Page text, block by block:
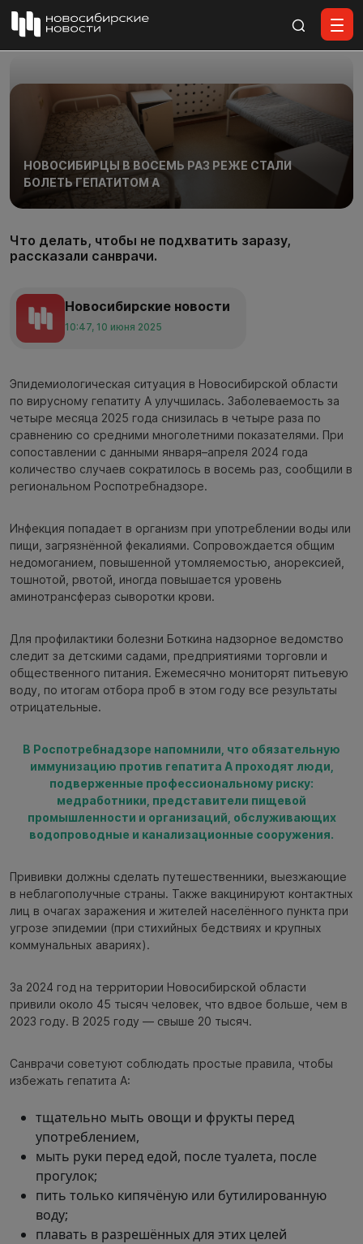
НОВОСИБИРЦЫ В ВОСЕМЬ РАЗ РЕЖЕ СТАЛИ
БОЛЕТЬ ГЕПАТИТОМ А
Что делать, чтобы не подхватить заразу,
рассказали санврачи.
Новосибирские новости
10:47, 10 июня 2025
Эпидемиологическая ситуация в Новосибирской области
по вирусному гепатиту А улучшилась. Заболеваемость за
четыре месяца 2025 года снизилась в четыре раза по
сравнению со средними многолетними показателями. При
сопоставлении с данными января–апреля 2024 года
количество случаев сократилось в восемь раз, сообщили в
региональном Роспотребнадзоре.
Инфекция попадает в организм при употреблении воды или
пищи, загрязнённой фекалиями. Сопровождается общим
недомоганием, повышенной утомляемостью, анорексией,
тошнотой, рвотой, иногда повышается уровень
аминотрансфераз сыворотки крови.
Для профилактики болезни Боткина надзорное ведомство
следит за детскими садами, предприятиями торговли и
общественного питания. Ежемесячно мониторят питьевую
воду, по итогам отбора проб в этом году все результаты
отрицательные.
В Роспотребнадзоре напомнили, что обязательную
иммунизацию против гепатита А проходят люди,
подверженные профессиональному риску:
медработники, представители пищевой
промышленности и организаций, обслуживающих
водопроводные и канализационные сооружения.
Прививки должны сделать путешественники, выезжающие
в неблагополучные страны. Также вакцинируют контактных
лиц в очагах заражения и жителей населённого пункта при
угрозе эпидемии (при стихийных бедствиях и крупных
коммунальных авариях).
За 2024 год на территории Новосибирской области
привили около 45 тысяч человек, что вдвое больше, чем в
2023 году. В 2025 году — свыше 20 тысяч.
Санврачи советуют соблюдать простые правила, чтобы
избежать гепатита А:
тщательно мыть овощи и фрукты перед
употреблением,
мыть руки перед едой, после туалета, после
прогулок;
пить только кипячёную или бутилированную
воду;
плавать в разрешённых для этих целей